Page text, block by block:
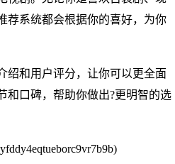
荐系统都会根据你的喜好，为你
绍和用户评分，让你可以更全面
和口碑，帮助你做出?更明智的选